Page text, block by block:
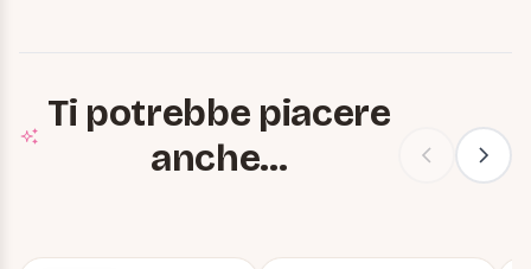
Ti potrebbe piacere
anche...